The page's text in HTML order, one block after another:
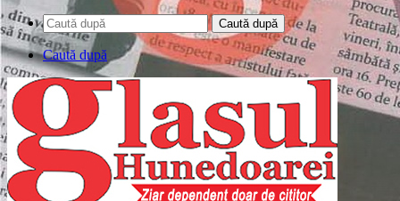
Caută după
Caută după